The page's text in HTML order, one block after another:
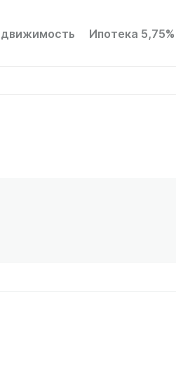
Ипотека 5,75%